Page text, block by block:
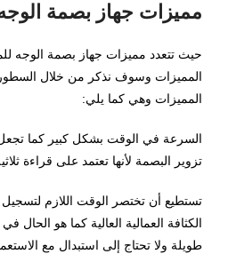
مميزات جهاز بصمة
حيث تتعدد مميزات جهاز بصمة الوجه
المميزات وسوف نذكر من خلال السطور
المميزات وهي كما يلي:
السرعة في الوقت بشكل كبير كما
تزوير البصمة لأنها تعتمد على قراءة
تستطيع أن تختصر الوقت اللازم
الكثافة العمالية العالية كما هو الحال
طويلة ولا تحتاج إلى استبدال مع